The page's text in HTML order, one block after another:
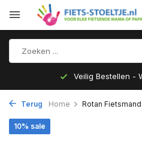
Veilig Bestellen -
Terug Home Rotan
10% sale